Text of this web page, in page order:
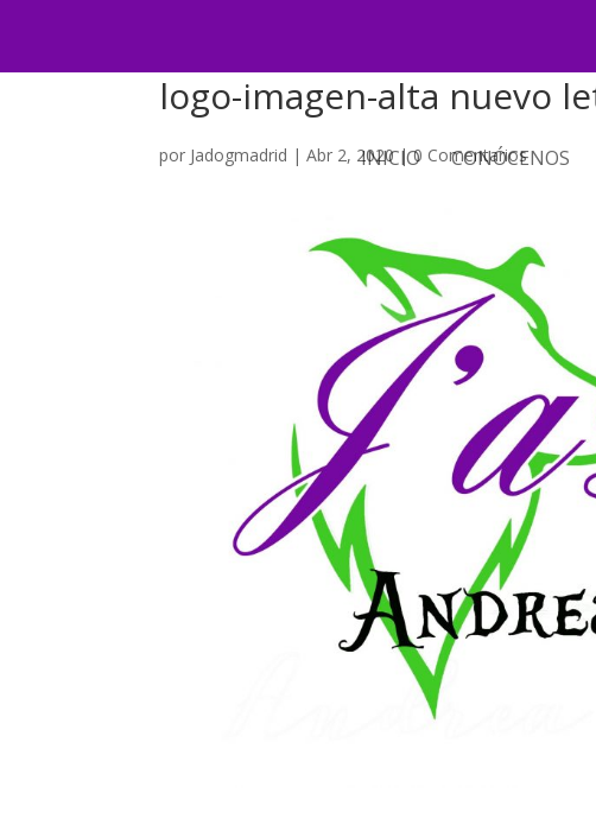
INICIO CONÓCENOS
logo-imagen-alta nuevo
por Jadogmadrid |Abr 2, 2020|0 Comentarios